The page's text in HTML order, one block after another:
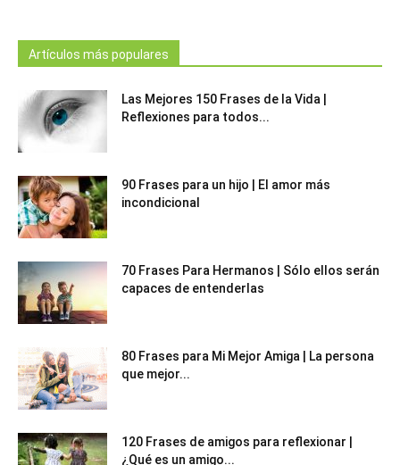
Artículos más populares
Las Mejores 150 Frases de la Vida |
Reflexiones para todos...
90 Frases para un hijo | El amor más
incondicional
70 Frases Para Hermanos | Sólo ellos serán
capaces de entenderlas
80 Frases para Mi Mejor Amiga | La persona
que mejor...
120 Frases de amigos para reflexionar |
¿Qué es un amigo...